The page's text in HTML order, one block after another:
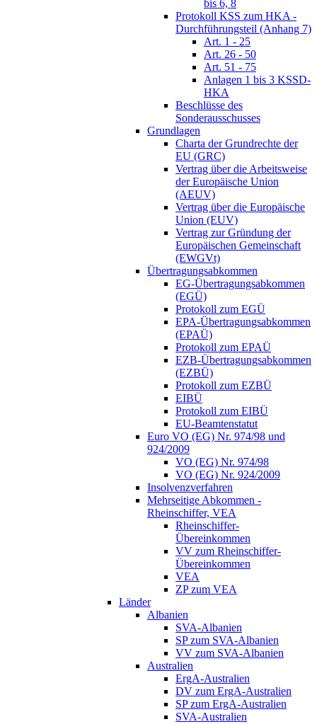
bis 6, 8
Protokoll KSS zum HKA -
Durchführungsteil (Anhang 7)
Art. 1 - 25
Art. 26 - 50
Art. 51 - 75
Anlagen 1 bis 3 KSSD-
HKA
Beschlüsse des
Sonderausschusses
Grundlagen
Charta der Grundrechte der
EU (GRC)
Vertrag über die Arbeitsweise
der Europäische Union
(AEUV)
Vertrag über die Europäische
Union (EUV)
Vertrag zur Gründung der
Europäischen Gemeinschaft
(EWGVt)
Übertragungsabkommen
EG-Übertragungsabkommen
(EGÜ)
Protokoll zum EGÜ
EPA-Übertragungsabkommen
(EPAÜ)
Protokoll zum EPAÜ
EZB-Übertragungsabkommen
(EZBÜ)
Protokoll zum EZBÜ
EIBÜ
Protokoll zum EIBÜ
EU-Beamtenstatut
Euro VO (EG) Nr. 974/98 und
924/2009
VO (EG) Nr. 974/98
VO (EG) Nr. 924/2009
Insolvenzverfahren
Mehrseitige Abkommen -
Rheinschiffer, VEA
Rheinschiffer-
Übereinkommen
VV zum Rheinschiffer-
Übereinkommen
VEA
ZP zum VEA
Länder
Albanien
SVA-Albanien
SP zum SVA-Albanien
VV zum SVA-Albanien
Australien
ErgA-Australien
DV zum ErgA-Australien
SP zum ErgA-Australien
SVA-Australien